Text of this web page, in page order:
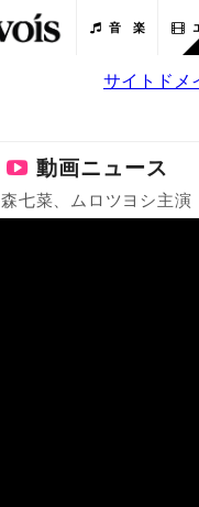
音 楽
サイトドメ
動画ニュース
森七菜、ムロツヨシ主演